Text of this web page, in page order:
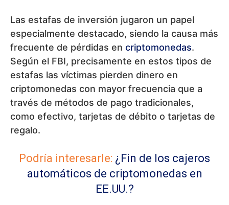
Las estafas de inversión jugaron un papel
especialmente destacado, siendo la causa más
frecuente de pérdidas en criptomonedas.
Según el FBI, precisamente en estos tipos de
estafas las víctimas pierden dinero en
criptomonedas con mayor frecuencia que a
través de métodos de pago tradicionales,
como efectivo, tarjetas de débito o tarjetas de
regalo.
Podría interesarle: ¿Fin de los cajeros
automáticos de criptomonedas en
EE.UU.?